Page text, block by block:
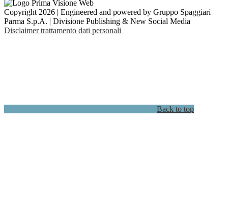
Copyright 2026 | Engineered and powered by Gruppo Spaggiari
Parma S.p.A. | Divisione Publishing & New Social Media
Disclaimer trattamento dati personali
Back to top